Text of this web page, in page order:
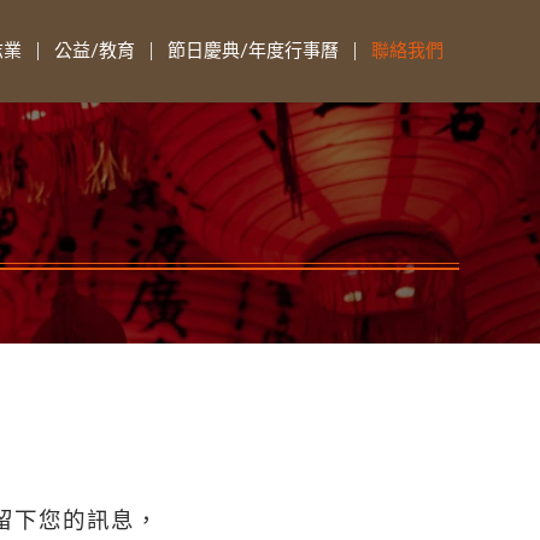
業 公益/教育 節日慶典/年度行事曆 聯絡我們
下您的訊息，